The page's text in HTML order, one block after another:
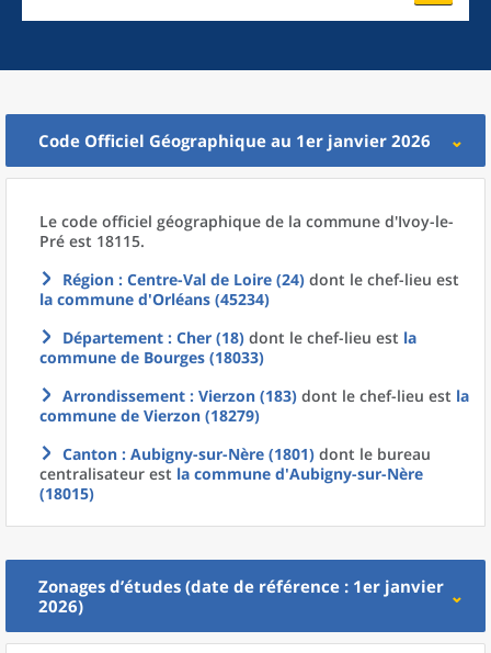
Code Officiel Géographique au 1er janvier 2026
Le code officiel géographique de la commune d'Ivoy-le-
Pré est 18115.
Région : Centre-Val de Loire (24) dont le chef-lieu est
la commune d'Orléans (45234)
Département : Cher (18) dont le chef-lieu est la
commune de Bourges (18033)
Arrondissement : Vierzon (183) dont le chef-lieu est la
commune de Vierzon (18279)
Canton : Aubigny-sur-Nère (1801) dont le bureau
centralisateur est la commune d'Aubigny-sur-Nère
(18015)
Zonages d’études (date de référence : 1er janvier
2026)